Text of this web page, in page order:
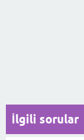
İlgili sorular